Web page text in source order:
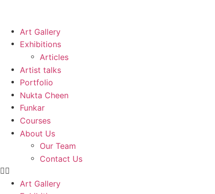
Art Gallery
Exhibitions
Articles
Artist talks
Portfolio
Nukta Cheen
Funkar
Courses
About Us
Our Team
Contact Us
Art Gallery